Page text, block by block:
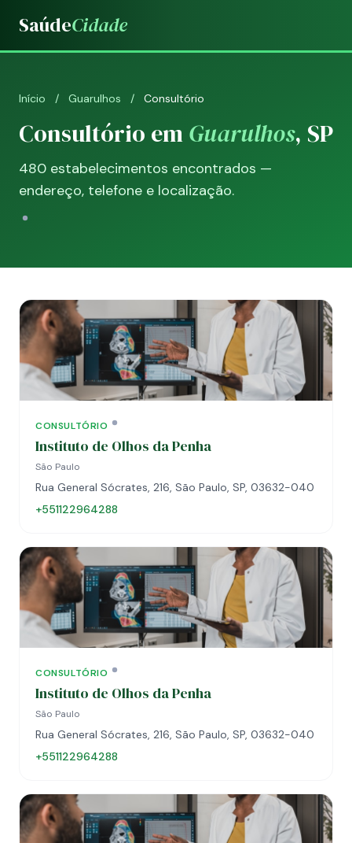
SaúdeCidade
Início / Guarulhos / Consultório
Consultório emGuarulhos, SP
480 estabelecimentos encontrados —
endereço, telefone e localização.
CONSULTÓRIO
Instituto de Olhos da Penha
São Paulo
Rua General Sócrates, 216, São Paulo, SP, 03632-040
+551122964288
CONSULTÓRIO
Instituto de Olhos da Penha
São Paulo
Rua General Sócrates, 216, São Paulo, SP, 03632-040
+551122964288